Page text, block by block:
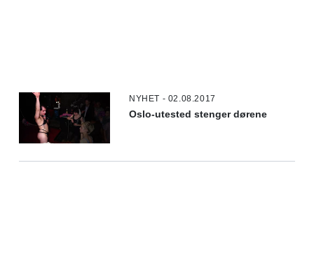
NYHET - 02.08.2017
Oslo-utested stenger dørene